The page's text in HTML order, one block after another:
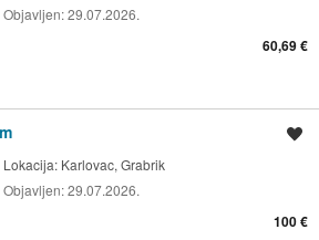
Objavljen:29.07.2026.
60,69 €
Lokacija: Karlovac, Grabrik
Objavljen:29.07.2026.
100 €